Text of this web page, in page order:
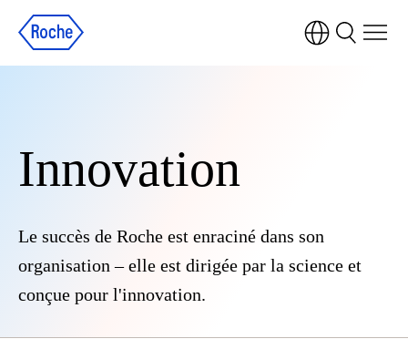
Innovation
Le succès de Roche est enraciné dans son
organisation – elle est dirigée par la science et
conçue pour l'innovation.